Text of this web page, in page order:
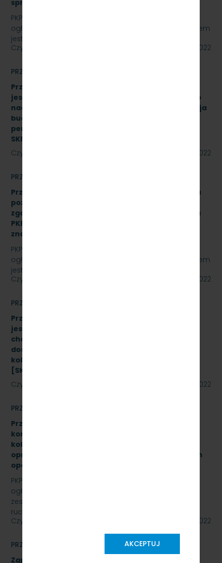
AKCEPTUJ
sprawy: SKMMU.086.32.22
PKP SZYBKA KOLEJ MIEJSKA W TRÓJMIEŚCIE Sp. z o.o.
ogłasza przetarg nieograniczony, którego przedmiotem
jest „sukcesywna dostawa do siedziby…
Czytaj dalej
27 maja 2022
PRZETARGI
Przetarg nieograniczony, którego przedmiotem
jest świadczenie usługi pełnienia kompleksowego
nadzoru inwestorskiego dla zadania „Modernizacja
budynku Dworca Podmiejskiego w Gdyni oraz
peronu SKM na stacji Gdynia Główna” Znak:
SKMMU.086.27.22
Czytaj dalej
24 maja 2022
PRZETARGI
Przetarg nieograniczony na wykonanie przeglądu
poziomu utrzymania P4 drezyny DH.350.11 nr 16
zgodnie z Dokumentacją Systemu Utrzymania dla
PKP Szybka Kolej Miejska w Trójmieście Sp. z o.o.,
znak sprawy: SKMMU.086.24.22
PKP SZYBKA KOLEJ MIEJSKA W TRÓJMIEŚCIE Sp. z o.o.
ogłasza przetarg nieograniczony, którego przedmiotem
jest wykonanie przeglądu poziomu utrzymania P4…
Czytaj dalej
20 maja 2022
PRZETARGI
Przetarg nieograniczony, którego przedmiotem
jest Dostawę stanowiska do badania
charakterystyk zderzaków kolejowych oraz
dostawę fabrycznie nowych sprężarek do taboru
kolejowego- 10 szt. (dwa zadania)
[SKMMU.086.23.22]
Czytaj dalej
19 maja 2022
PRZETARGI
Przetarg nieograniczony na wymianę zestawów
komputerowych urządzeń sterowania ruchem
kolejowym wraz z dokonaniem konfiguracji
oprogramowania systemu ILTOR-2 wraz z prawem
opcji - znak: SKMMU.086.16.22
PKP SZYBKA KOLEJ MIEJSKA W TRÓJMIEŚCIE Sp. z o.o.
ogłasza przetarg nieograniczony na wymianę
zestawów komputerowych urządzeń sterowania
ruchem…
Czytaj dalej
09 maja 2022
PRZETARGI
Zapytanie ofertowe na wykonanie prac